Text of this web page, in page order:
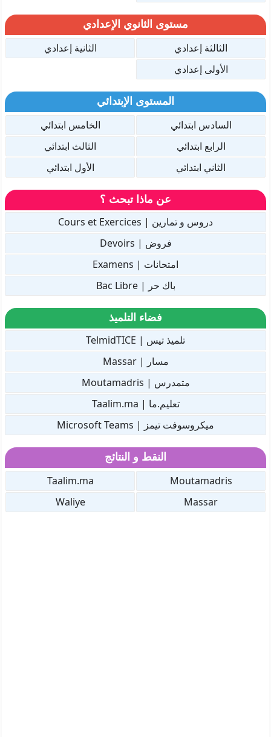
مستوى الثانوي الإعدادي
الثالثة إعدادي
الثانية إعدادي
الأولى إعدادي
المستوى الإبتدائي
السادس ابتدائي
الخامس ابتدائي
الرابع ابتدائي
الثالث ابتدائي
الثاني ابتدائي
الأول ابتدائي
عن ماذا تبحث ؟
دروس و تمارين | Cours et Exercices
فروض | Devoirs
امتحانات | Examens
باك حر | Bac Libre
فضاء التلميذ
تلميذ تيس | TelmidTICE
مسار | Massar
متمدرس | Moutamadris
تعليم.ما | Taalim.ma
ميكروسوفت تيمز | Microsoft Teams
النقط و النتائج
Moutamadris
Taalim.ma
Massar
Waliye